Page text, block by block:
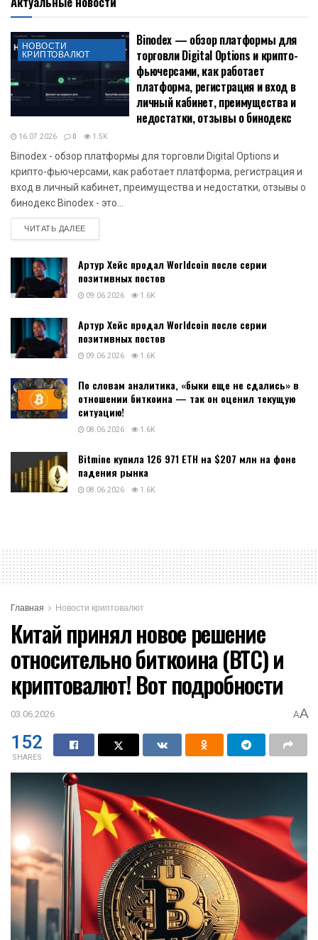
НОВОСТИ
КРИПТОВАЛЮТ
Binodex — обзор платформы для
торговли Digital Options и крипто-
фьючерсами, как работает
платформа, регистрация и вход в
личный кабинет, преимущества и
недостатки, отзывы о бинодекс
16.07.2026 0 1.5K
Binodex - обзор платформы для торговли Digital Options и
крипто-фьючерсами, как работает платформа, регистрация и
вход в личный кабинет, преимущества и недостатки, отзывы о
бинодекс Binodex - это...
ЧИТАТЬ ДАЛЕЕDETAILS
Артур Хейс продал Worldcoin после серии
позитивных постов
09.06.2026 1.6K
Артур Хейс продал Worldcoin после серии
позитивных постов
09.06.2026 1.6K
По словам аналитика, «быки еще не сдались» в
отношении биткоина — так он оценил текущую
ситуацию!
08.06.2026 1.6K
Bitmine купила 126 971 ETH на $207 млн на фоне
падения рынка
08.06.2026 1.6K
Главная Новости криптовалют
Китай принял новое решение
относительно биткоина (BTC) и
криптовалют! Вот подробности
03.06.2026 AA
152
SHARES